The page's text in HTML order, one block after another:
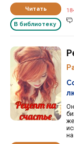
Читать
В библиотеку
на